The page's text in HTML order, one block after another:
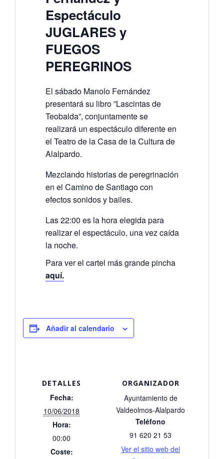
Espectáculo
JUGLARES y
FUEGOS
PEREGRINOS
El sábado Manolo Fernández
presentará su libro ”Lascintas de
Teobalda”, conjuntamente se
realizará un espectáculo diferente en
el Teatro de la Casa de la Cultura de
Alalpardo.
Mezclando historias de peregrinación
en el Camino de Santiago con
efectos sonidos y bailes.
Las 22:00 es la hora elegida para
realizar el espectáculo, una vez caída
la noche.
Para ver el cartel más grande pincha
aquí.
Añadir al calendario
DETALLES
Fecha:
10/06/2018
Hora:
00:00
Coste:
ORGANIZADOR
Ayuntamiento de
Valdeolmos-Alalpardo
Teléfono
91 620 21 53
Ver el sitio web del